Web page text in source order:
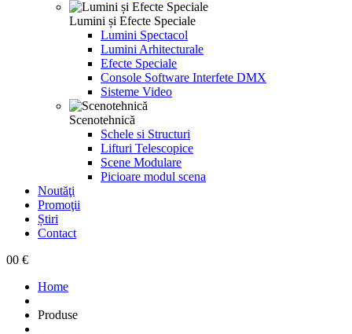
Lumini și Efecte Speciale
Lumini Spectacol
Lumini Arhitecturale
Efecte Speciale
Console Software Interfete DMX
Sisteme Video
Scenotehnică
Schele si Structuri
Lifturi Telescopice
Scene Modulare
Picioare modul scena
Noutăţi
Promoţii
Știri
Contact
00 €
Home
Produse